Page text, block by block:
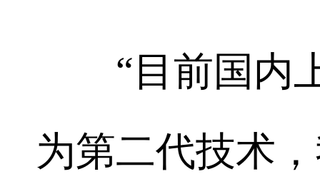
“目前国内上
为第二代技术